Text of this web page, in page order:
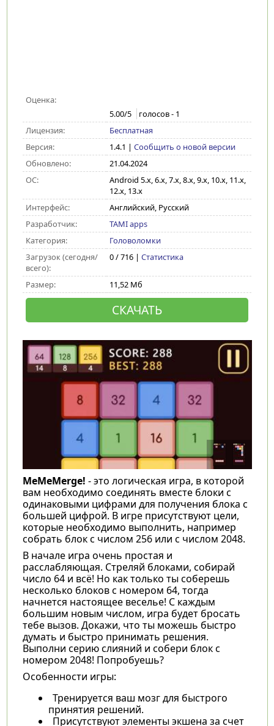
Оценка:
5.00/5 голосов - 1
Лицензия:
Бесплатная
Версия:
1.4.1 | Сообщить о новой версии
Обновлено:
21.04.2024
ОС:
Android 5.x, 6.x, 7.x, 8.x, 9.x, 10.x, 11.x,
12.x, 13.x
Интерфейс:
Английский, Русский
Разработчик:
TAMI apps
Категория:
Головоломки
Загрузок (сегодня/
всего):
0 / 716 | Статистика
Размер: 11,52 Мб
СКАЧАТЬ
MeMeMerge! - это логическая игра, в которой
вам необходимо соединять вместе блоки с
одинаковыми цифрами для получения блока с
большей цифрой. В игре присутствуют цели,
которые необходимо выполнить, например
собрать блок с числом 256 или с числом 2048.
В начале игра очень простая и
расслабляющая. Стреляй блоками, собирай
число 64 и всё! Но как только ты соберешь
несколько блоков с номером 64, тогда
начнется настоящее веселье! С каждым
большим новым числом, игра будет бросать
тебе вызов. Докажи, что ты можешь быстро
думать и быстро принимать решения.
Выполни серию слияний и собери блок с
номером 2048! Попробуешь?
Особенности игры:
Тренируется ваш мозг для быстрого
принятия решений.
Присутствуют элементы экшена за счет